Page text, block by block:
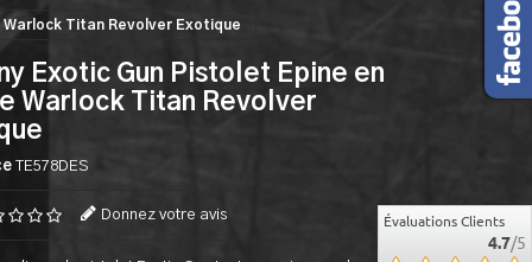
Titan Revolver Exotique
Exotic Gun Pistolet Epine en
Warlock Titan Revolver
TE578DES
Donnez votre avis Évaluations Clients
4.7/5